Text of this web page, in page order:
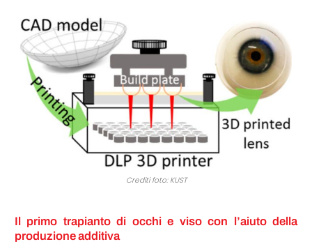
Crediti foto: KUST
Il primo trapianto di occhi e viso con l’aiuto della
produzione additiva